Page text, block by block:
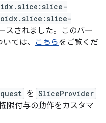
スされました。このバー
ては、 こちらをご覧くだ
を SliceProvider
限付与の動作をカスタマ